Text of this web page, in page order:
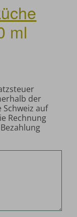
ml
der
auf
Rechnung